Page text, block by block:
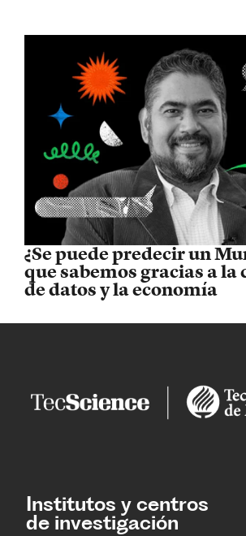
¿Se puede predecir un
que sabemos gracias a la
de datos y la economía
Institutos y centros
de investigación